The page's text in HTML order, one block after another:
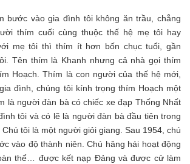
bước vào gia đình tôi không ăn trầu, chẳng
thím cuối cùng thuộc thế hệ mẹ tôi hay
mẹ tôi thì thím ít hơn bốn chục tuổi, gần
Tên thím là Khanh nhưng cả nhà gọi thím
Hoạch. Thím là con người của thế hệ mới,
đình, chúng tôi kính trọng thím Hoạch một
là người đàn bà có chiếc xe đạp Thống Nhất
tôi và có lẽ là người đàn bà đầu tiên trong
tôi là một người giỏi giang. Sau 1954, chú
vào độ thành niên. Chú hăng hái hoạt động
thể… được kết nạp Đảng và được cử làm